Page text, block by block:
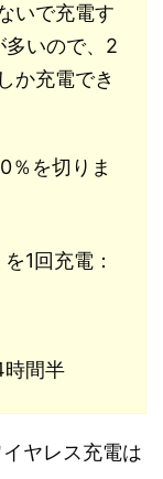
いで充電す
多いので、2
か充電でき
％を切りま
を1回充電：
間半
ヤレス充電は